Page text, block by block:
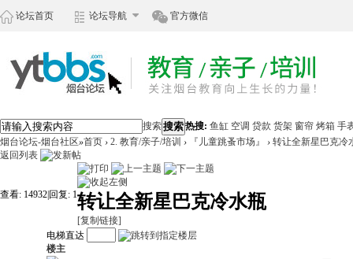
论坛首页 论坛导航 官方微信
搜索搜索热搜: 鱼缸 空调 贷款 货架 窗帘 烤箱 手
烟台论坛-烟台社区»首页 › 2. 教育/亲子/培训 › 『儿童跳蚤市场』 › 转让全新星巴克冷
返回列表
查看: 14932 回复: 1转让全新星巴克冷水瓶
[复制链接]
电梯直达
楼主